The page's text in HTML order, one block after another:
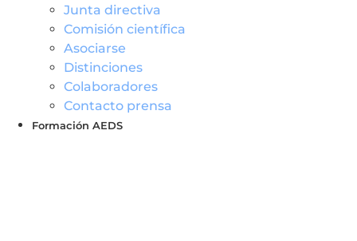
Junta directiva
Comisión científica
Asociarse
Distinciones
Colaboradores
Contacto prensa
Formación AEDS